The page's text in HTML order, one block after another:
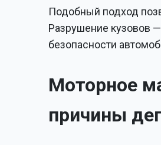
Подобный подход
Разрушение кузовов
безопасности
Моторное
причины